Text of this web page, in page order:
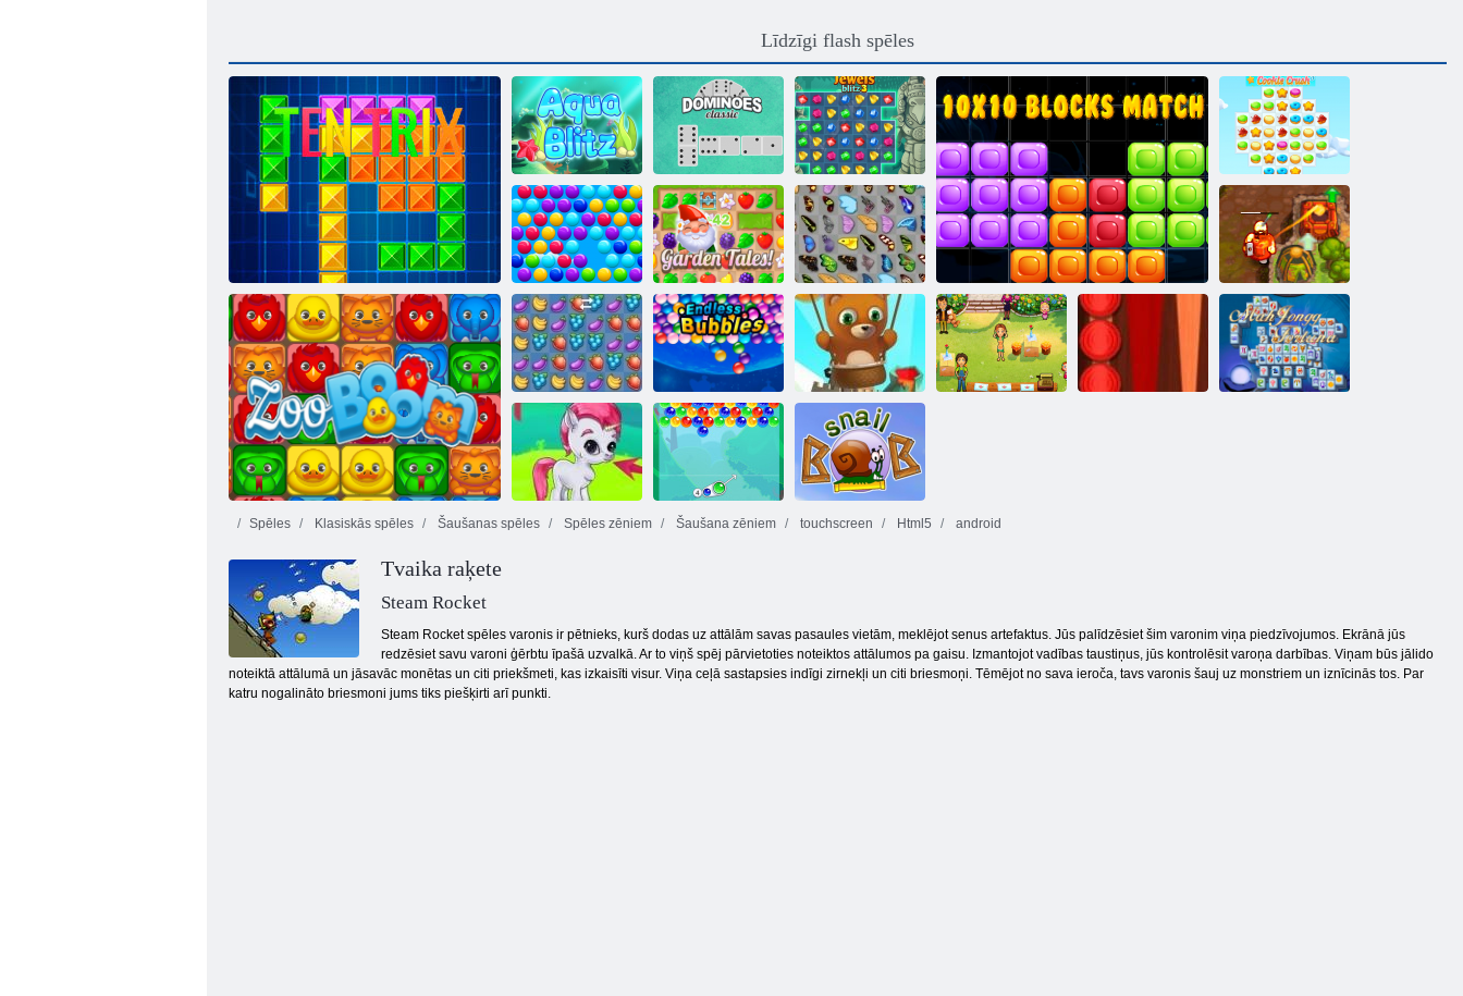
Līdzīgi flash spēles
Tentriks
Aqua Blitz Domino Classic Juksts blitz 3
Sīkdatņu
simpātija 3
Smarty burbuļi Dārza pasakas
Zoodārza uzplaukums
Tauriņš kyodai
Nolādēts
dārgums 2
Fruta Crush
Bezgalīgi
burbuļi
Burbuļu šāvējs
bezgalīgs
Spēles Klasiskās spēles Šaušanas spēles Spēles zēniem Šaušana zēniem touchscreen Html5 android
Tvaika raķete
Steam Rocket
Steam Rocket spēles varonis ir pētnieks, kurš dodas uz attālām savas pasaules vietām, meklējot senus artefaktus. Jūs palīdzēsiet šim varonim viņa piedzīvojumos. Ekrānā jūs
redzēsiet savu varoni ģērbtu īpašā uzvalkā. Ar to viņš spēj pārvietoties noteiktos attālumos pa gaisu. Izmantojot vadības taustiņus, jūs kontrolēsit varoņa darbības. Viņam būs jālido
noteiktā attālumā un jāsavāc monētas un citi priekšmeti, kas izkaisīti visur. Viņa ceļā sastapsies indīgi zirnekļi un citi briesmoņi. Tēmējot no sava ieroča, tavs varonis šauj uz monstriem un iznīcinās tos. Par
katru nogalināto briesmoni jums tiks piešķirti arī punkti.